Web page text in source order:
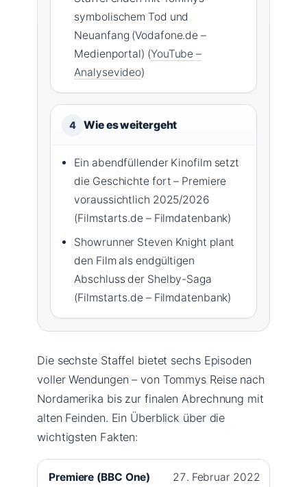
symbolischem Tod und
Neuanfang (Vodafone.de –
Medienportal) (YouTube –
Analysevideo)
4 Wie es weitergeht
Ein abendfüllender Kinofilm setzt
die Geschichte fort – Premiere
voraussichtlich 2025/2026
(Filmstarts.de – Filmdatenbank)
Showrunner Steven Knight plant
den Film als endgültigen
Abschluss der Shelby-Saga
(Filmstarts.de – Filmdatenbank)
Die sechste Staffel bietet sechs Episoden
voller Wendungen – von Tommys Reise nach
Nordamerika bis zur finalen Abrechnung mit
alten Feinden. Ein Überblick über die
wichtigsten Fakten:
Premiere (BBC One) 27. Februar 2022